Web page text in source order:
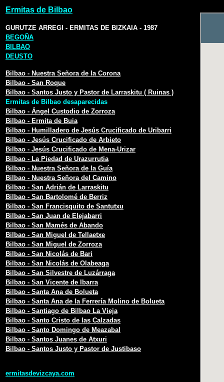
Ermitas de Bilbao
GURUTZE ARREGI - ERMITAS DE BIZKAIA - 1987
BEGOÑA
BILBAO
DEUSTO
Bilbao - Nuestra Señora de la Corona
Bilbao - San Roque
Bilbao - Santos Justo y Pastor de Larraskitu ( Ruinas )
Ermitas de Bilbao desaparecidas
Bilbao - Ángel Custodio de Zorroza
Bilbao - Ermita de Buia
Bilbao - Humilladero de Jesús Crucificado de Uribarri
Bilbao - Jesús Crucificado de Arbieto
Bilbao - Jesús Crucificado de Mena-Urizar
Bilbao - La Piedad de Urazurrutia
Bilbao - Nuestra Señora de la Guía
Bilbao - Nuestra Señora del Camino
Bilbao - San Adrián de Larraskitu
Bilbao - San Bartolomé de Berriz
Bilbao - San Francisquito de Santutxu
Bilbao - San Juan de Elejabarri
Bilbao - San Mamés de Abando
Bilbao - San Miguel de Tellaetxe
Bilbao - San Miguel de Zorroza
Bilbao - San Nicolás de Bari
Bilbao - San Nicolás de Olabeaga
Bilbao - San Silvestre de Luzárraga
Bilbao - San Vicente de Ibarra
Bilbao - Santa Ana de Bolueta
Bilbao - Santa Ana de la Ferrería Molino de Bolueta
Bilbao - Santiago de Bilbao La Vieja
Bilbao - Santo Cristo de las Calzadas
Bilbao - Santo Domingo de Meazabal
Bilbao - Santos Juanes de Atxuri
Bilbao - Santos Justo y Pastor de Justibaso
ermitasdevizcaya.com